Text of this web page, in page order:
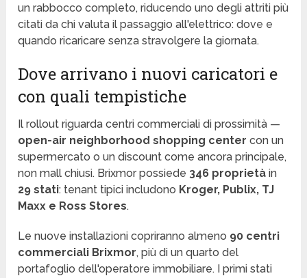
un rabbocco completo, riducendo uno degli attriti più
citati da chi valuta il passaggio all'elettrico: dove e
quando ricaricare senza stravolgere la giornata.
Dove arrivano i nuovi caricatori e
con quali tempistiche
Il rollout riguarda centri commerciali di prossimità —
open-air neighborhood shopping center con un
supermercato o un discount come ancora principale,
non mall chiusi. Brixmor possiede 346 proprietà in
29 stati: tenant tipici includono Kroger, Publix, TJ
Maxx e Ross Stores.
Le nuove installazioni copriranno almeno 90 centri
commerciali Brixmor, più di un quarto del
portafoglio dell'operatore immobiliare. I primi stati